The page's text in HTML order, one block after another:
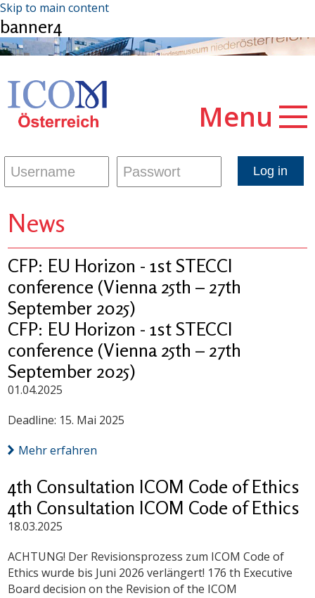
Skip to main content
banner4
Menu
News
CFP: EU Horizon - 1st STECCI
conference (Vienna 25th – 27th
September 2025)
CFP: EU Horizon - 1st STECCI
conference (Vienna 25th – 27th
September 2025)
01.04.2025
Deadline: 15. Mai 2025
Mehr erfahren
4th Consultation ICOM Code of Ethics
4th Consultation ICOM Code of Ethics
18.03.2025
ACHTUNG! Der Revisionsprozess zum ICOM Code of
Ethics wurde bis Juni 2026 verlängert! 176 th Executive
Board decision on the Revision of the ICOM